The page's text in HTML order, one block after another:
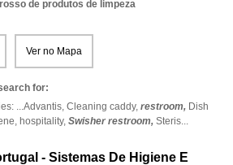
de produtos de limpeza
Ver no Mapa
for:
...Advantis, Cleaning caddy, restroom, Dish
hospitality, Swisher restroom, Steris...
- Sistemas De Higiene E